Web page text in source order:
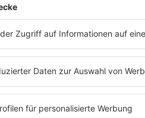
erfahren? Dann hört euch doch
konnte Barbara Schöneberger
-Folge mitCarolin Kebekus